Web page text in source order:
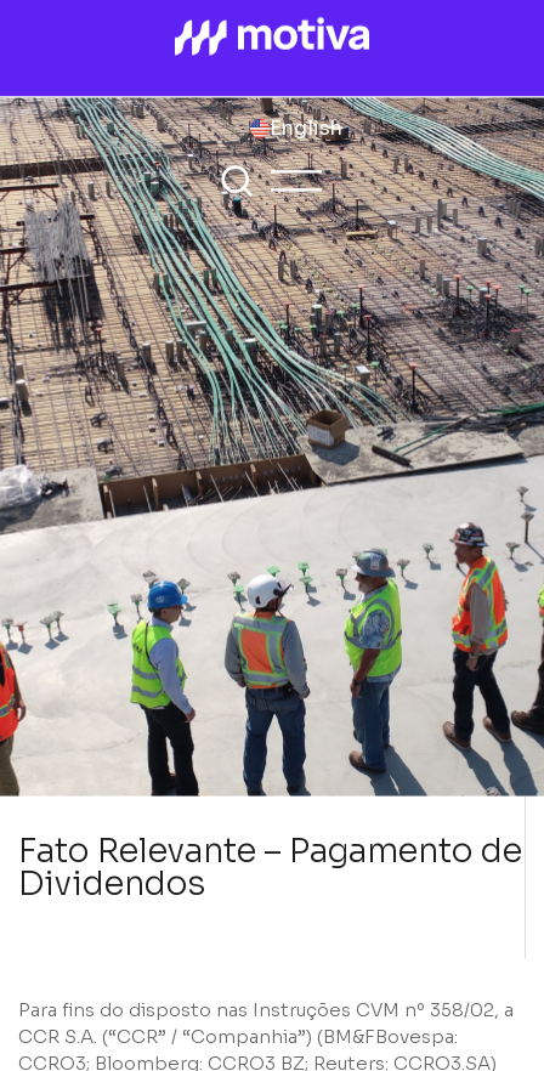
English
Fato Relevante – Pagamento de
Dividendos
Para fins do disposto nas Instruções CVM nº 358/02, a
CCR S.A. (“CCR” / “Companhia”) (BM&FBovespa:
CCRO3; Bloomberg: CCRO3 BZ; Reuters: CCRO3.SA)